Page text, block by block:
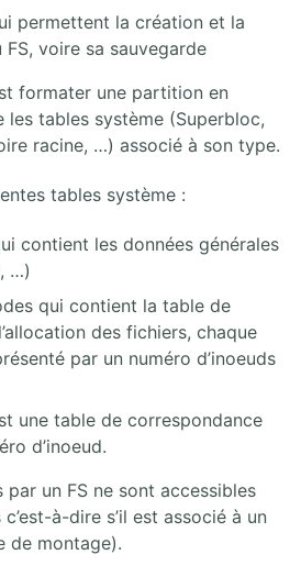
les certifications et programmes
permettent la création et la
FS, voire sa sauvegarde
formater une partition en
les tables système (Superbloc,
racine, …) associé à son type.
tables système :
contient les données générales
…)
qui contient la table de
des fichiers, chaque
par un numéro d’inoeuds
une table de correspondance
d’inoeud.
par un FS ne sont accessibles
à-dire s’il est associé à un
de montage).